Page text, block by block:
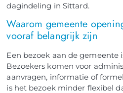
dagindeling in Sittard.
Waarom gemeente
vooraf belangrijk zijn
Een bezoek aan de gemeente
Bezoekers komen voor
aanvragen, informatie of
is het bezoek minder flexibel